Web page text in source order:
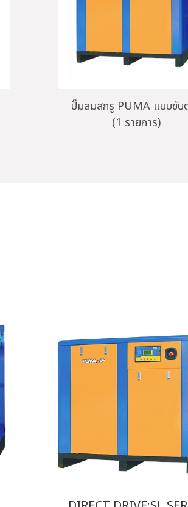
ปั๊มลมสกรู PUMA แบบขับ
(1 รายการ)